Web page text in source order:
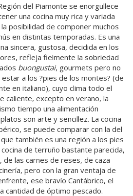
del Piamonte se enorgullece
una cocina muy rica y variada
la posibilidad de componer muchos
en distintas temporadas. Es una
sincera, gustosa, decidida en los
refleja fielmente la sobriedad
buongustai, gourmets pero no
a los ?pies de los montes? (de
en italiano), cuyo clima todo el
caliente, excepto en verano, la
tiempo una alimentación
son arte y sencillez. La cocina
se puede comparar con la del
también es una región a los pies
de terruño bastante parecida,
de las carnes de reses, de caza
pero con la gran ventaja de
ese bravío Cantábrico, el
cantidad de óptimo pescado.